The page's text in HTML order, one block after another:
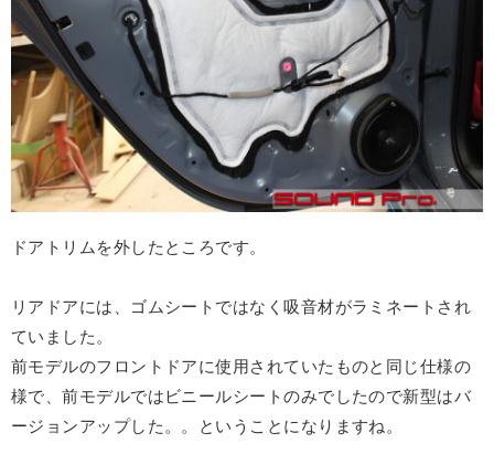
ドアトリムを外したところです。
リアドアには、ゴムシートではなく吸音材がラミネートされ
ていました。
前モデルのフロントドアに使用されていたものと同じ仕様の
様で、前モデルではビニールシートのみでしたので新型はバ
ージョンアップした。。ということになりますね。